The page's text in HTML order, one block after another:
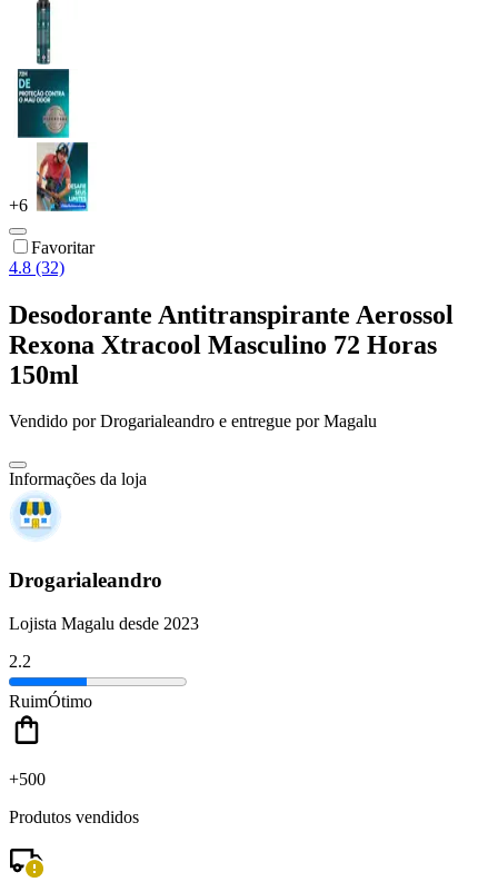
+6
Favoritar
4.8 (32)
Desodorante Antitranspirante Aerossol
Rexona Xtracool Masculino 72 Horas
150ml
Vendido porDrogarialeandro e entregue por Magalu
Informações da loja
Drogarialeandro
Lojista Magalu desde 2023
2.2
RuimÓtimo
+500
Produtos vendidos